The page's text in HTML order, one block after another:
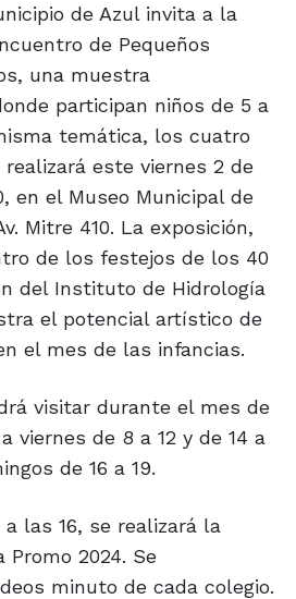
de Azul invita a la
de Pequeños
una muestra
participan niños de 5 a
temática, los cuatro
este viernes 2 de
en el Museo Municipal de
Mitre 410. La exposición,
de los festejos de los 40
del Instituto de Hidrología
el potencial artístico de
el mes de las infancias.
visitar durante el mes de
viernes de 8 a 12 y de 14 a
de 16 a 19.
las 16, se realizará la
2024. Se
minuto de cada colegio.